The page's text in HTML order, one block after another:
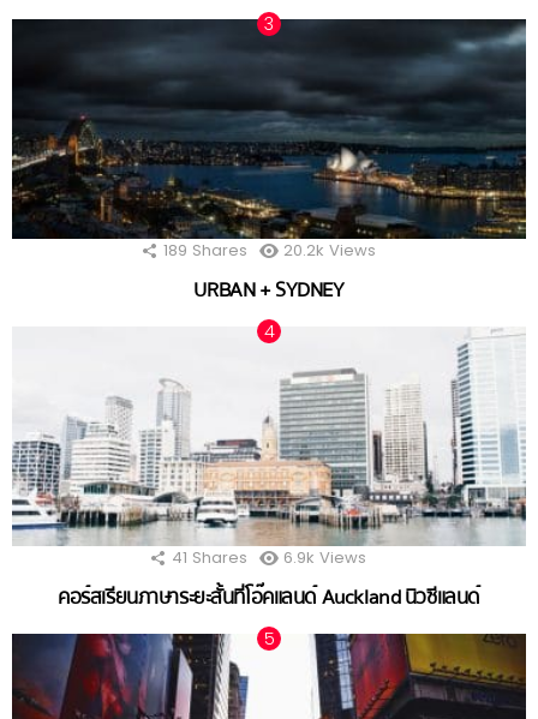
189 Shares 20.2k Views
URBAN + SYDNEY
41 Shares 6.9k Views
คอร์สเรียนภาษาระยะสั้นที่โอ๊คแลนด์ Auckland นิวซีแลนด์